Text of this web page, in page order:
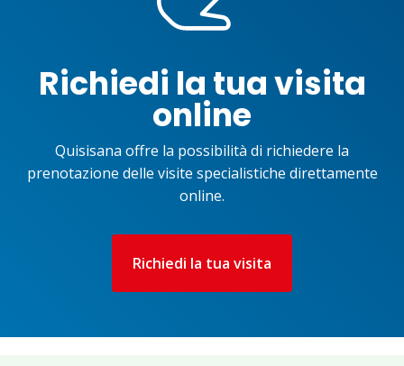
Richiedi la tua visita
online
Quisisana offre la possibilità di richiedere la
prenotazione delle visite specialistiche direttamente
online.
Richiedi la tua visita